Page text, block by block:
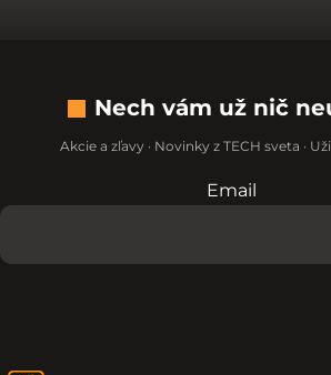
Nech vám už nič
Akcie a zľavy · Novinky z TECH sveta ·
Email